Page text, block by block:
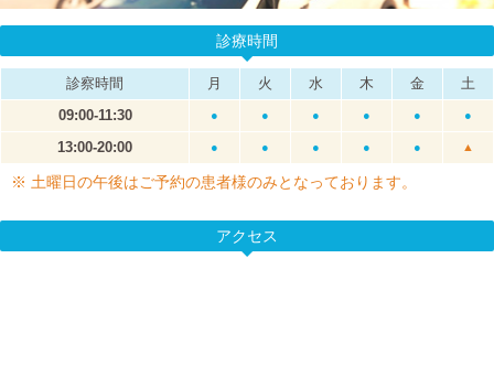
診療時間
診察時間 月 火 水 木 金
土
09:00-11:30
● ● ● ● ● ●
13:00-20:00 ● ● ● ● ● ▲
※ 土曜日の午後はご予約の患者様のみとなっております。
アクセス